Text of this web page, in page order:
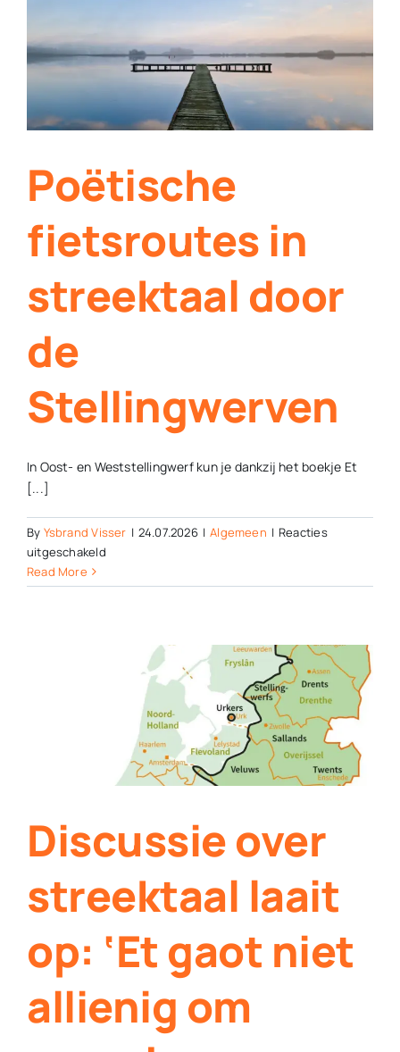
Plaats je eigen nieuws
Poëtische
fietsroutes in
streektaal door
de
Stellingwerven
In Oost- en Weststellingwerf kun je dankzij het boekje Et
[...]
By Ysbrand Visser | 24.07.2026 | Algemeen | Reacties
uitgeschakeldvoor
fietsroutes
Stellingwerven
Read More
Discussie over
streektaal laait
op: ‘Et gaot niet
allienig om